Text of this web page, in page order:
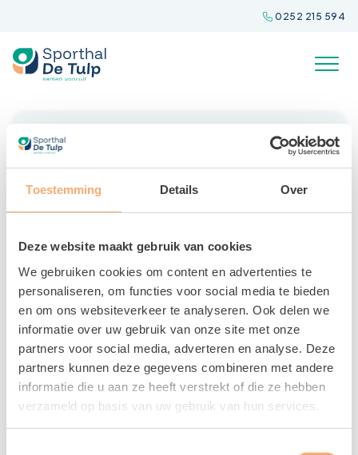
Toestemming Details Over
Deze website maakt gebruik van cookies
We gebruiken cookies om content en advertenties te
personaliseren, om functies voor social media te bieden
en om ons websiteverkeer te analyseren. Ook delen we
informatie over uw gebruik van onze site met onze
partners voor social media, adverteren en analyse. Deze
partners kunnen deze gegevens combineren met andere
informatie die u aan ze heeft verstrekt of die ze hebben
verzameld op basis van uw gebruik van hun services.
inhoud
0252 215 594
Gezinszwemmen
22 MEI 2025
LEES MEER